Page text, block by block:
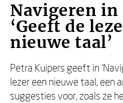
Navigeren
‘Geeft de
nieuwe taal’
Petra Kuipers geeft in
lezer een nieuwe taal, een
suggesties voor, zoals ze